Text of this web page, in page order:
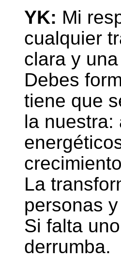
YK: Mi
cualquier
clara y
Debes
tiene que
la nuestra:
La
personas
Si falta
derrumba.